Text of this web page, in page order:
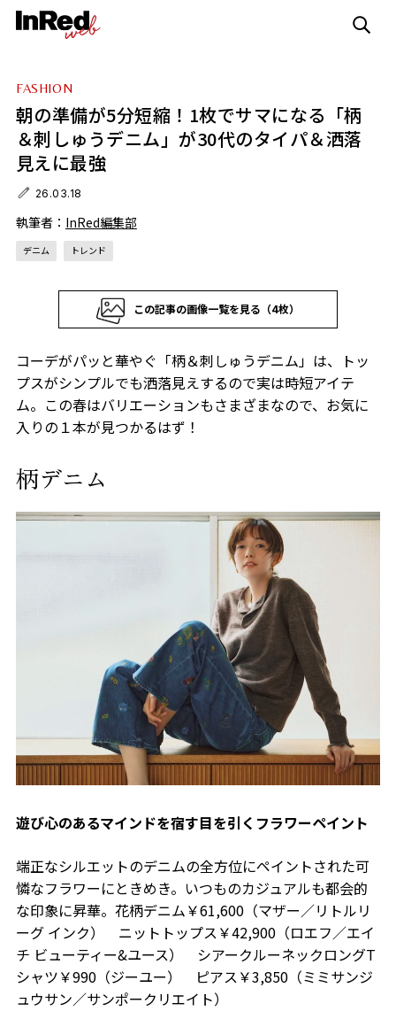
FASHION
朝の準備が5分短縮！1枚でサマになる「柄
＆刺しゅうデニム」が30代のタイパ＆洒落
見えに最強
26.03.18
執筆者： InRed編集部
デニム トレンド
この記事の画像一覧を見る（4枚）
コーデがパッと華やぐ「柄＆刺しゅうデニム」は、トッ
プスがシンプルでも洒落見えするので実は時短アイテ
ム。この春はバリエーションもさまざまなので、お気に
入りの１本が見つかるはず！
柄デニム
遊び心のあるマインドを宿す目を引くフラワーペイント
端正なシルエットのデニムの全方位にペイントされた可
憐なフラワーにときめき。いつものカジュアルも都会的
な印象に昇華。花柄デニム￥61,600（マザー／リトルリ
ーグ インク） ニットトップス￥42,900（ロエフ／エイ
チ ビューティー&ユース） シアークルーネックロングT
シャツ￥990（ジーユー） ピアス￥3,850（ミミサンジ
ュウサン／サンポークリエイト）